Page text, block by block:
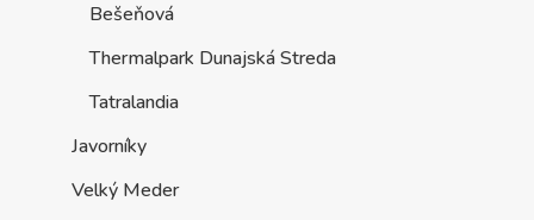
Bešeňová
Thermalpark Dunajská Streda
Tatralandia
Javorníky
Velký Meder